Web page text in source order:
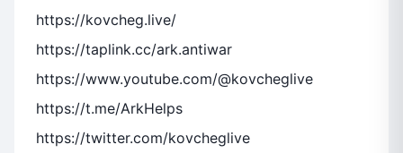
https://kovcheg.live/
https://taplink.cc/ark.antiwar
https://www.youtube.com/@kovcheglive
https://t.me/ArkHelps
https://twitter.com/kovcheglive